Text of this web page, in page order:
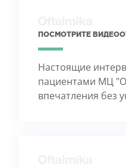
ПОСМОТРИТЕ
Настоящие
пациентами МЦ
впечатления без